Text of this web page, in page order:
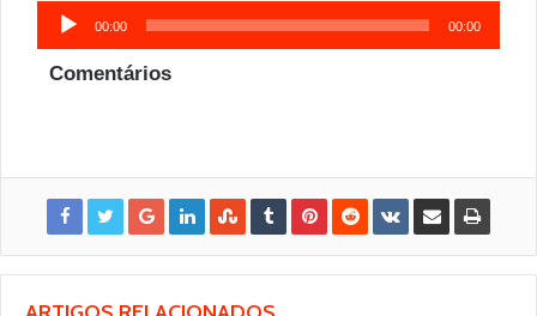
Tocador
de
áudio
00:00 00:00
Comentários